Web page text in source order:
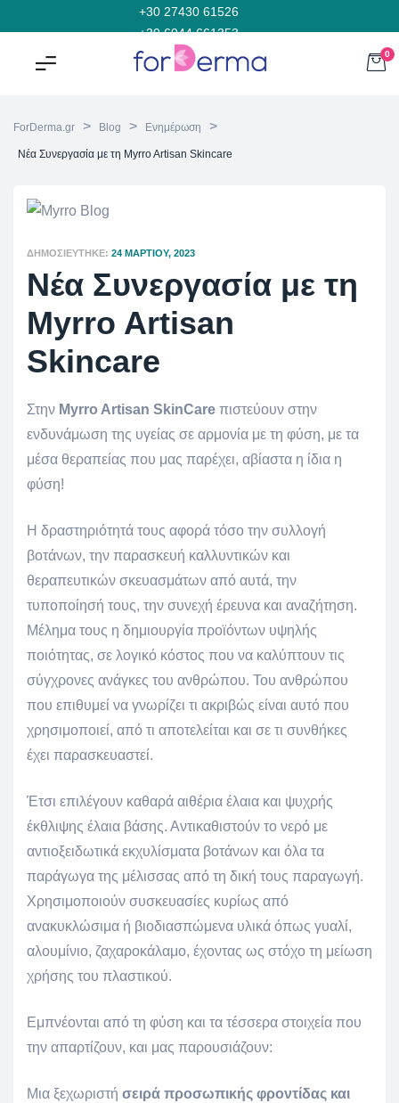
+30 27430 61526
+30 6944 661353
0
ForDerma.gr > Blog > Ενημέρωση >
Νέα Συνεργασία με τη Myrro Artisan Skincare
ΔΗΜΟΣΙΕΎΤΗΚΕ: 24 ΜΑΡΤΊΟΥ, 2023
Νέα Συνεργασία με τη
Myrro Artisan
Skincare
Στην Myrro Artisan SkinCare πιστεύουν στην
ενδυνάμωση της υγείας σε αρμονία με τη φύση, με τα
μέσα θεραπείας που μας παρέχει, αβίαστα η ίδια η
φύση!
Η δραστηριότητά τους αφορά τόσο την συλλογή
βοτάνων, την παρασκευή καλλυντικών και
θεραπευτικών σκευασμάτων από αυτά, την
τυποποίησή τους, την συνεχή έρευνα και αναζήτηση.
Μέλημα τους η δημιουργία προϊόντων υψηλής
ποιότητας, σε λογικό κόστος που να καλύπτουν τις
σύγχρονες ανάγκες του ανθρώπου. Του ανθρώπου
που επιθυμεί να γνωρίζει τι ακριβώς είναι αυτό που
χρησιμοποιεί, από τι αποτελείται και σε τι συνθήκες
έχει παρασκευαστεί.
Έτσι επιλέγουν καθαρά αιθέρια έλαια και ψυχρής
έκθλιψης έλαια βάσης. Αντικαθιστούν το νερό με
αντιοξειδωτικά εκχυλίσματα βοτάνων και όλα τα
παράγωγα της μέλισσας από τη δική τους παραγωγή.
Χρησιμοποιούν συσκευασίες κυρίως από
ανακυκλώσιμα ή βιοδιασπώμενα υλικά όπως γυαλί,
αλουμίνιο, ζαχαροκάλαμο, έχοντας ως στόχο τη μείωση
χρήσης του πλαστικού.
Εμπνέονται από τη φύση και τα τέσσερα στοιχεία που
την απαρτίζουν, και μας παρουσιάζουν:
Μια ξεχωριστή σειρά προσωπικής φροντίδας και